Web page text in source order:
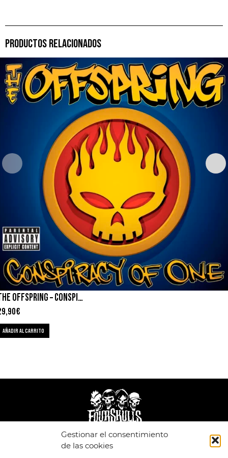
Gestionar el consentimiento
de las cookies
PRODUCTOS RELACIONADOS
THE OFFSPRING – CONSPIRACY OF ONE
€
AÑADIR AL CARRITO